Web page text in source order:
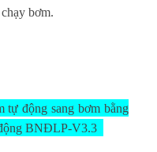
bơm.
tự động sang bơm bằng
BNĐLP-V3.3